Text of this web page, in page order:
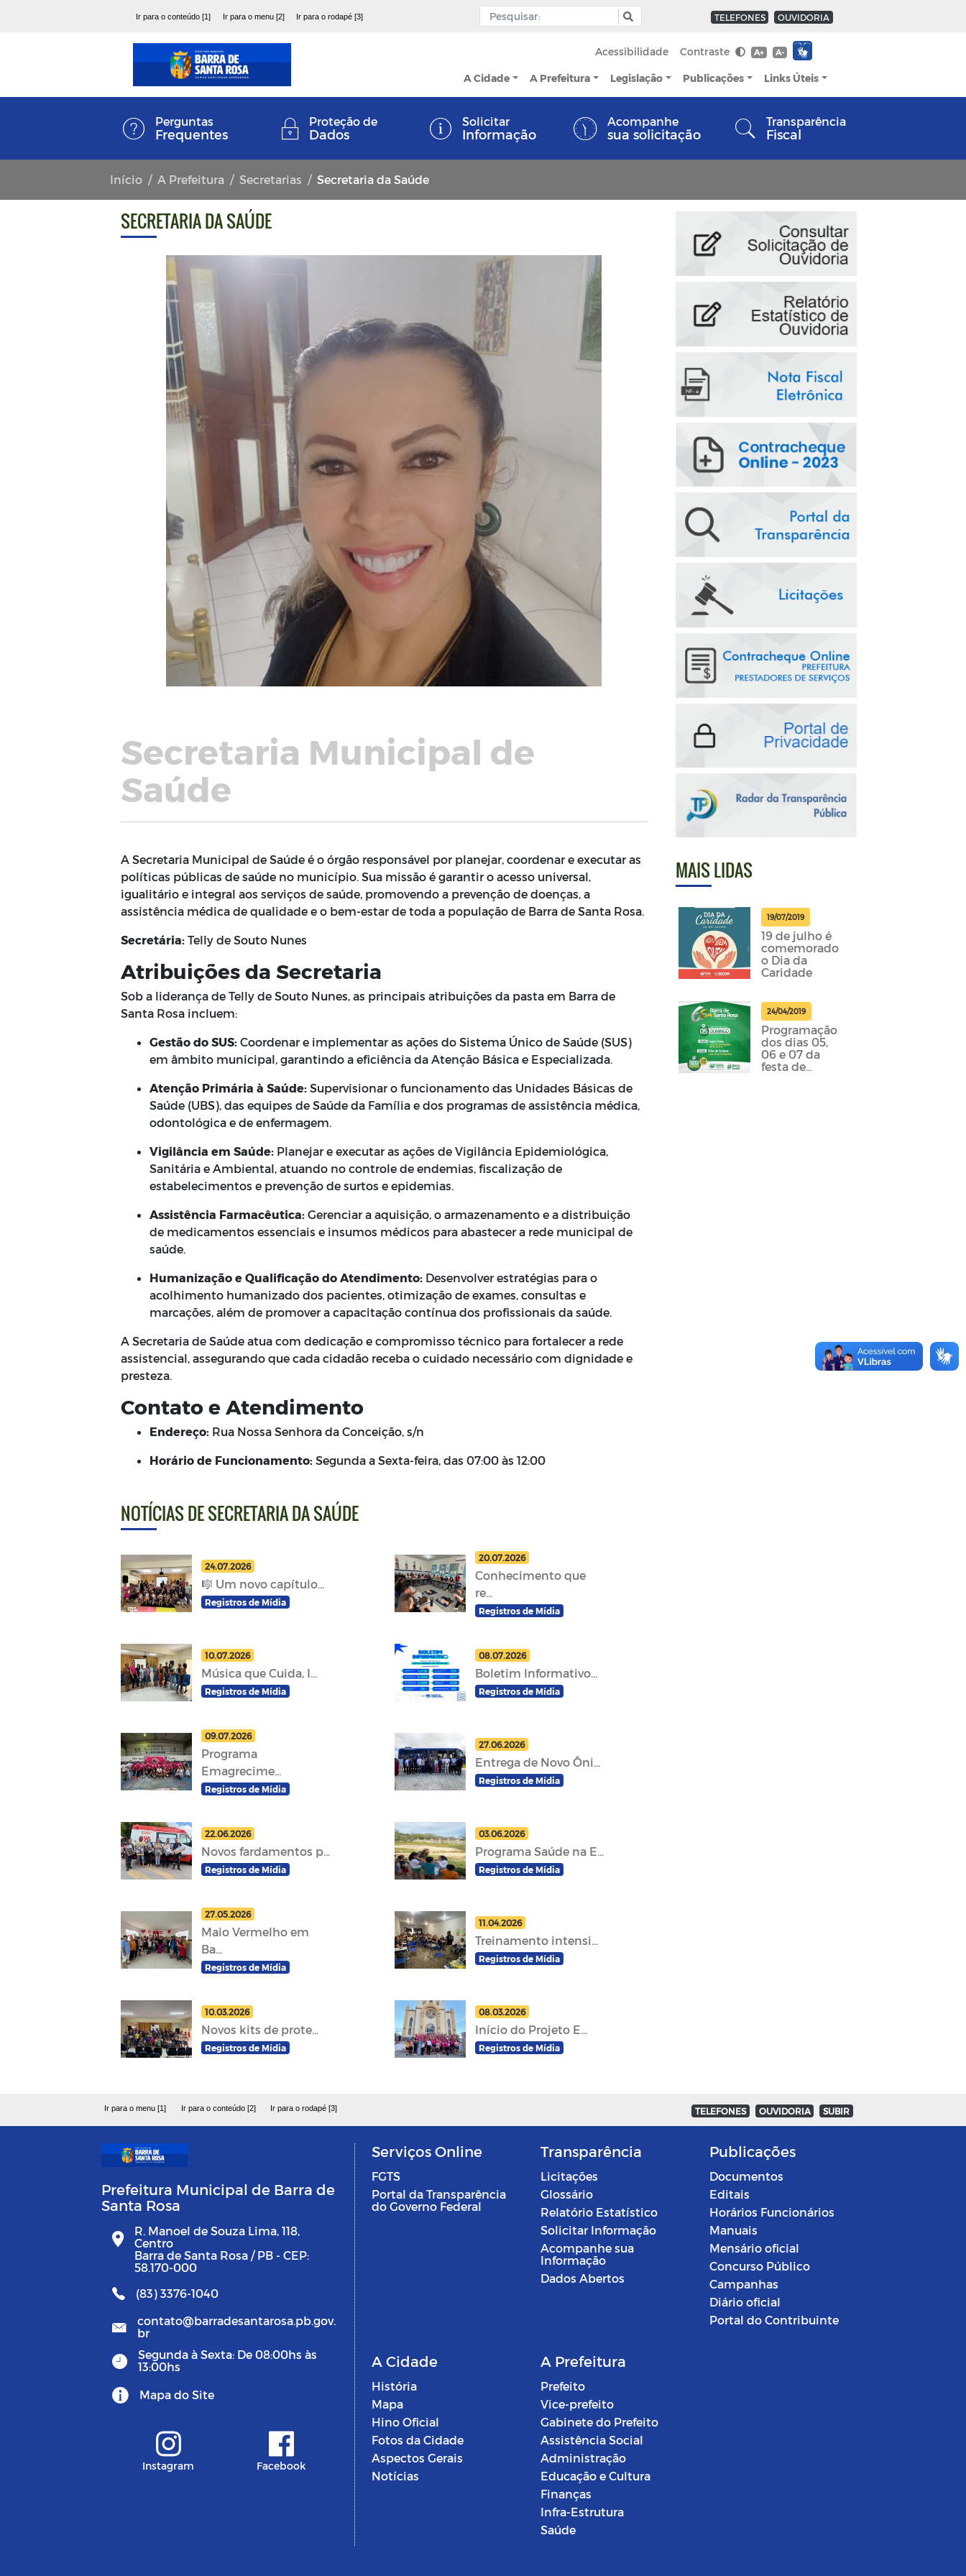
Ir para o conteúdo [1] Ir para o menu [2] Ir para o rodapé [3] TELEFONES OUVIDORIA
Acessibilidade Contraste A+ A-
A Cidade A Prefeitura Legislação Publicações Links Úteis
Perguntas
Frequentes
Proteção de
Dados
Solicitar
Informação
Acompanhe
sua solicitação
Transparência
Fiscal
Início A Prefeitura Secretarias Secretaria da Saúde
SECRETARIA DA SAÚDE
Secretaria Municipal de
Saúde
A Secretaria Municipal de Saúde é o órgão responsável por planejar, coordenar e executar as
políticas públicas de saúde no município. Sua missão é garantir o acesso universal,
igualitário e integral aos serviços de saúde, promovendo a prevenção de doenças, a
assistência médica de qualidade e o bem-estar de toda a população de Barra de Santa Rosa.
Secretária: Telly de Souto Nunes
Atribuições da Secretaria
Sob a liderança de Telly de Souto Nunes, as principais atribuições da pasta em Barra de
Santa Rosa incluem:
Gestão do SUS: Coordenar e implementar as ações do Sistema Único de Saúde (SUS)
em âmbito municipal, garantindo a eficiência da Atenção Básica e Especializada.
Atenção Primária à Saúde: Supervisionar o funcionamento das Unidades Básicas de
Saúde (UBS), das equipes de Saúde da Família e dos programas de assistência médica,
odontológica e de enfermagem.
Vigilância em Saúde: Planejar e executar as ações de Vigilância Epidemiológica,
Sanitária e Ambiental, atuando no controle de endemias, fiscalização de
estabelecimentos e prevenção de surtos e epidemias.
Assistência Farmacêutica: Gerenciar a aquisição, o armazenamento e a distribuição
de medicamentos essenciais e insumos médicos para abastecer a rede municipal de
saúde.
Humanização e Qualificação do Atendimento: Desenvolver estratégias para o
acolhimento humanizado dos pacientes, otimização de exames, consultas e
marcações, além de promover a capacitação contínua dos profissionais da saúde.
A Secretaria de Saúde atua com dedicação e compromisso técnico para fortalecer a rede
assistencial, assegurando que cada cidadão receba o cuidado necessário com dignidade e
presteza.
Contato e Atendimento
Endereço: Rua Nossa Senhora da Conceição, s/n
Horário de Funcionamento: Segunda a Sexta-feira, das 07:00 às 12:00
NOTÍCIAS DE SECRETARIA DA SAÚDE
24.07.2026
🎼 Um novo capítulo...
Registros de Mídia
20.07.2026
Conhecimento que
re...
Registros de Mídia
10.07.2026
Música que Cuida, I...
Registros de Mídia
08.07.2026
Boletim Informativo...
Registros de Mídia
09.07.2026
Programa
Emagrecime...
Registros de Mídia
27.06.2026
Entrega de Novo Ôni...
Registros de Mídia
22.06.2026
Novos fardamentos p...
Registros de Mídia
03.06.2026
Programa Saúde na E...
Registros de Mídia
27.05.2026
Maio Vermelho em
Ba...
Registros de Mídia
11.04.2026
Treinamento intensi...
Registros de Mídia
10.03.2026
Novos kits de prote...
Registros de Mídia
08.03.2026
Início do Projeto E...
Registros de Mídia
MAIS LIDAS
19/07/2019
19 de julho é
comemorado
o Dia da
Caridade
24/04/2019
Programação
dos dias 05,
06 e 07 da
festa de
Ir para o menu [1] Ir para o conteúdo [2] Ir para o rodapé [3] TELEFONES OUVIDORIA SUBIR
Prefeitura Municipal de Barra de
Santa Rosa
R. Manoel de Souza Lima, 118,
Centro
Barra de Santa Rosa / PB - CEP:
58.170-000
(83) 3376-1040
contato@barradesantarosa.pb.gov.
br
Segunda à Sexta: De 08:00hs às
13:00hs
Mapa do Site
Instagram Facebook
Serviços Online
FGTS
Portal da Transparência
do Governo Federal
Transparência
Licitações
Glossário
Relatório Estatístico
Solicitar Informação
Acompanhe sua
Informação
Dados Abertos
Publicações
Documentos
Editais
Horários Funcionários
Manuais
Mensário oficial
Concurso Público
Campanhas
Diário oficial
Portal do Contribuinte
A Cidade
História
Mapa
Hino Oficial
Fotos da Cidade
Aspectos Gerais
Notícias
A Prefeitura
Prefeito
Vice-prefeito
Gabinete do Prefeito
Assistência Social
Administração
Educação e Cultura
Finanças
Infra-Estrutura
Saúde